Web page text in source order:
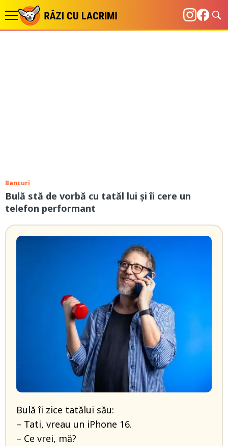
Bancuri
Bulă stă de vorbă cu tatăl lui și îi cere un
telefon performant
Bulă îi zice tatălui său:
– Tati, vreau un iPhone 16.
– Ce vrei, mă?